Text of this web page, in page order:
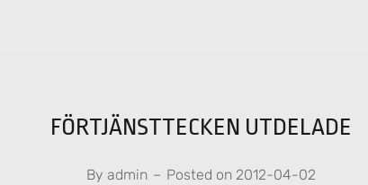
FÖRTJÄNSTTECKEN UTDELADE
Byadmin – Posted on 2012-04-02